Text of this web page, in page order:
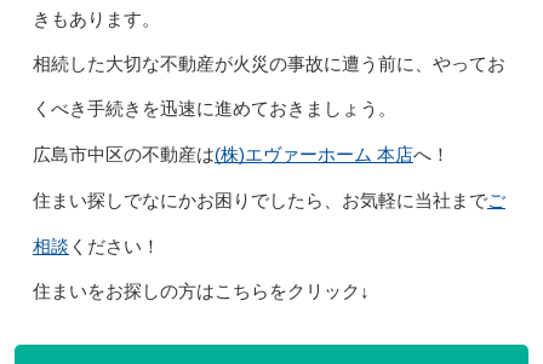
きもあります。
相続した大切な不動産が火災の事故に遭う前に、やってお
くべき手続きを迅速に進めておきましょう。
広島市中区の不動産は(株)エヴァーホーム 本店へ！
住まい探しでなにかお困りでしたら、お気軽に当社までご
相談 ください！
住まいをお探しの方はこちらをクリック↓